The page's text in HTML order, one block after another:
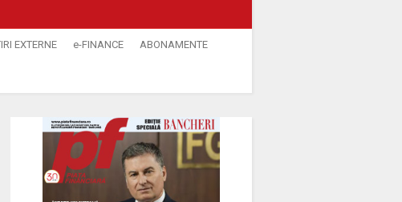
EXTERNE e-FINANCE ABONAMENTE